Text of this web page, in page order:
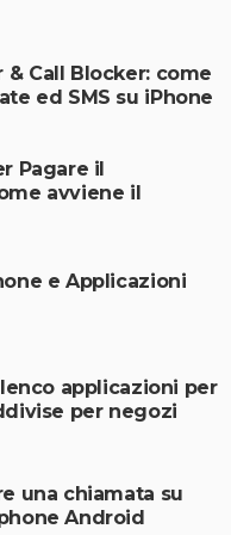
Call Blocker: come
ed SMS su iPhone
Pagare il
avviene il
e Applicazioni
applicazioni per
per negozi
una chiamata su
Android